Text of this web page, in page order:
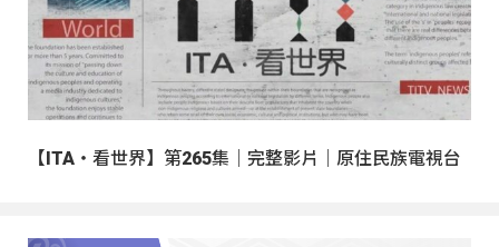
【ITA・看世界】第265集｜完整影片｜原住民族電視台